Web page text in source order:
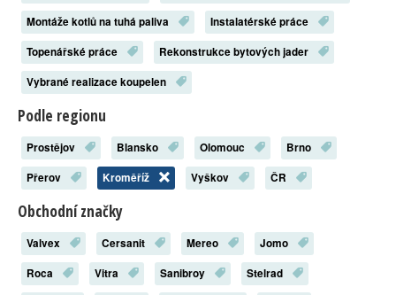
Montáže kotlů na tuhá paliva
Instalatérské práce
Topenářské práce
Rekonstrukce bytových jader
Vybrané realizace koupelen
Podle regionu
Prostějov Blansko Olomouc
Brno
Přerov
Kroměříž Vyškov ČR
Obchodní značky
Valvex Cersanit Mereo
Jomo
Roca
Vitra Sanibroy
Stelrad